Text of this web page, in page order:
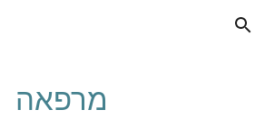
Skip to navigation
מרפאה